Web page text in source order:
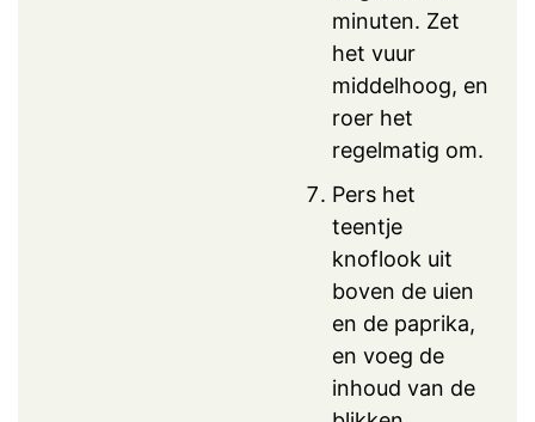
minuten. Zet
het vuur
middelhoog, en
roer het
regelmatig om.
Pers het
teentje
knoflook uit
boven de uien
en de paprika,
en voeg de
inhoud van de